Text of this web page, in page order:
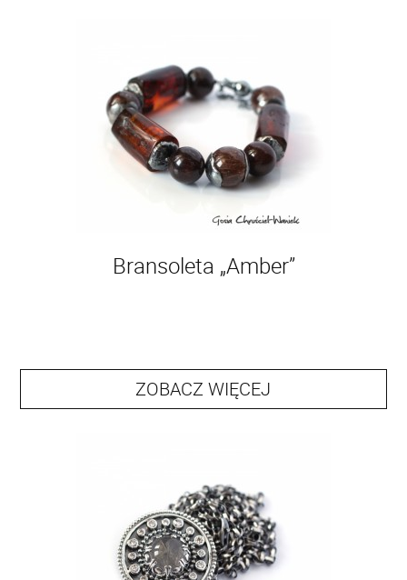
Bransoleta „Amber”
ZOBACZ WIĘCEJ